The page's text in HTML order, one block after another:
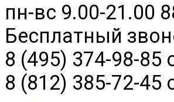
пн-вс 9.00-21.00
Бесплатный
8 (495) 374-98-
8 (812) 385-72-45